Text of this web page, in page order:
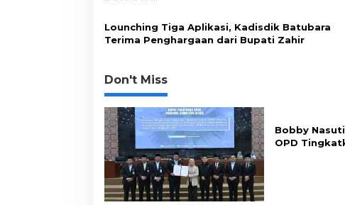
Lounching Tiga Aplikasi, Kadisdik Batubara
Terima Penghargaan dari Bupati Zahir
Don't Miss
Bobby
OPD